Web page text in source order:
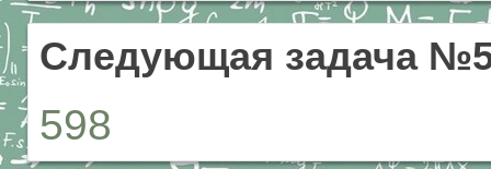
Следующая задача
598